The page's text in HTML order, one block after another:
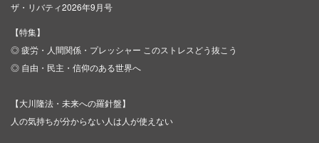
ザ・リバティ2026年9月号
【特集】
◎ 疲労・人間関係・プレッシャー このストレスどう抜こう
◎ 自由・民主・信仰のある世界へ
【大川隆法・未来への羅針盤】
人の気持ちが分からない人は人が使えない